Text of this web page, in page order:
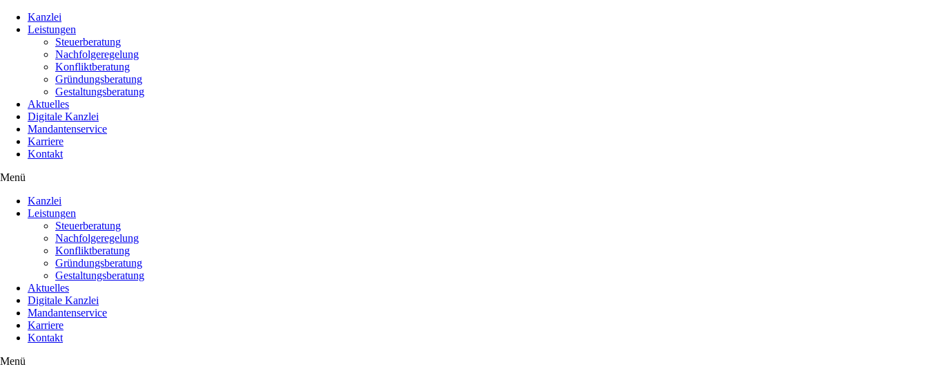
Kanzlei
Leistungen
Steuerberatung
Nachfolgeregelung
Konfliktberatung
Gründungsberatung
Gestaltungsberatung
Aktuelles
Digitale Kanzlei
Mandantenservice
Karriere
Kontakt
Menü
Kanzlei
Leistungen
Steuerberatung
Nachfolgeregelung
Konfliktberatung
Gründungsberatung
Gestaltungsberatung
Aktuelles
Digitale Kanzlei
Mandantenservice
Karriere
Kontakt
Menü